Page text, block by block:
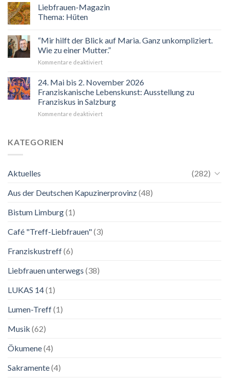
sind
Liebfrauen-Magazin
Thema: Hüten
“Mir hilft der Blick auf Maria. Ganz unkompliziert.
Wie zu einer Mutter.”
Kommentare deaktiviertfür
hilft
Blick
auf
Maria.
24. Mai bis 2. November 2026
Franziskanische Lebenskunst: Ausstellung zu
Franziskus in Salzburg
Kommentare deaktiviertfür
Ausstellung
KATEGORIEN
Aktuelles
(282)
Aus der Deutschen Kapuzinerprovinz(48)
Bistum Limburg(1)
Café "Treff-Liebfrauen"(3)
Franziskustreff(6)
Liebfrauen unterwegs (38)
LUKAS 14(1)
Lumen-Treff(1)
Musik (62)
Ökumene(4)
Sakramente(4)